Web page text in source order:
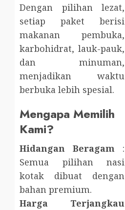
Dengan pilihan lezat,
setiap paket berisi
makanan pembuka,
karbohidrat, lauk-pauk,
dan minuman,
menjadikan waktu
berbuka lebih spesial.
Mengapa Memilih
Kami?
Hidangan Beragam :
Semua pilihan nasi
kotak dibuat dengan
bahan premium.
Harga Terjangkau